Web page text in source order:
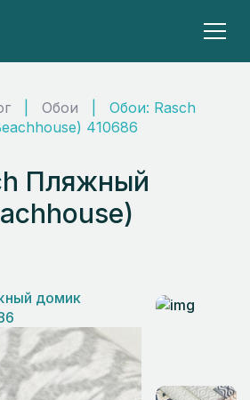
Обои
Обои: Rasch
410686
Пляжный